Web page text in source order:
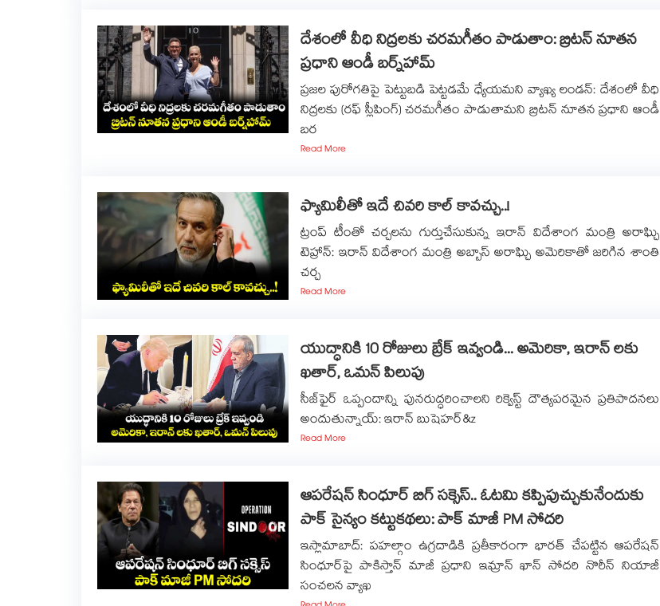
దేశంలో వీధి నిద్రలకు చరమగీతం పాడుతాం: బ్రిటన్ నూతన
ప్రధాని ఆండీ బర్న్‌‌‌‌హామ్
ప్రజల పురోగతిపై పెట్టుబడి పెట్టడమే ధ్యేయమని వ్యాఖ్య లండన్: దేశంలో వీధి
నిద్రలకు (రఫ్ స్లీపింగ్) చరమగీతం పాడుతామని బ్రిటన్ నూతన ప్రధాని ఆండీ
బర
Read More
ఫ్యామిలీతో ఇదే చివరి కాల్ కావచ్చు..!
ట్రంప్ టీంతో చర్చలను గుర్తుచేసుకున్న ఇరాన్ విదేశాంగ మంత్రి అరాఘ్చి
టెహ్రాన్: ఇరాన్ విదేశాంగ మంత్రి అబ్బాస్ అరాఘ్చి అమెరికాతో జరిగిన శాంతి
చర్చ
Read More
యుద్ధానికి 10 రోజులు బ్రేక్ ఇవ్వండి... అమెరికా, ఇరాన్ లకు
ఖతార్, ఒమన్ పిలుపు
సీజ్‌‌‌‌ఫైర్ ఒప్పందాన్ని పునరుద్ధరించాలని రిక్వెస్ట్ దౌత్యపరమైన ప్రతిపాదనలు
అందుతున్నాయ్: ఇరాన్ బుషెహర్‌‌‌&z
Read More
ఆపరేషన్ సింధూర్ బిగ్ సక్సెస్.. ఓటమి కప్పిపుచ్చుకునేందుకు
పాక్ సైన్యం కట్టుకథలు: పాక్ మాజీ PM సోదరి
ఇస్లామాబాద్: పహల్గాం ఉగ్రదాడికి ప్రతీకారంగా భారత్ చేపట్టిన ఆపరేషన్
సింధూర్‏పై పాకిస్తాన్ మాజీ ప్రధాని ఇమ్రాన్ ఖాన్ సోదరి నొరీన్ నియాజీ
సంచలన వ్యాఖ